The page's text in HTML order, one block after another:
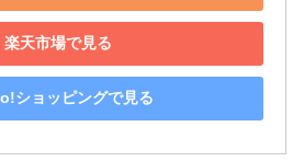
楽天市場で見る
ショッピングで見る